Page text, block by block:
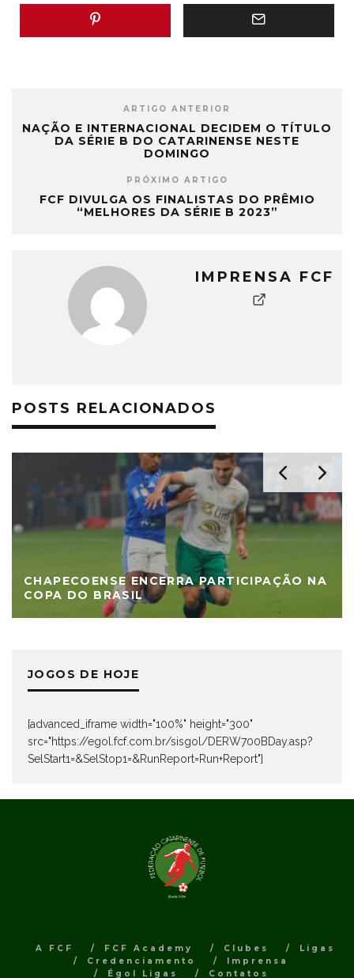
ARTIGO ANTERIOR
NAÇÃO E INTERNACIONAL DECIDEM O TÍTULO
DA SÉRIE B DO CATARINENSE NESTE
DOMINGO
PRÓXIMO ARTIGO
FCF DIVULGA OS FINALISTAS DO PRÊMIO
“MELHORES DA SÉRIE B 2023”
IMPRENSA FCF
POSTS RELACIONADOS
CHAPECOENSE ENCERRA PARTICIPAÇÃO NA
COPA DO BRASIL
JOGOS DE HOJE
[advanced_iframe width="100%" height="300"
src="https://egol.fcf.com.br/sisgol/DERW700BDay.asp?
SelStart1=&SelStop1=&RunReport=Run+Report"]
A FCF FCF Academy Clubes
Ligas
Credenciamento
Imprensa
Égol Ligas
Contatos